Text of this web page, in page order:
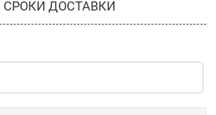
ДОСТАВКИ